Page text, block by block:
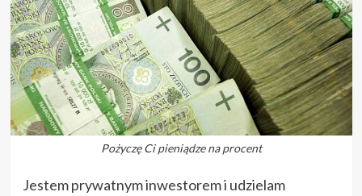
Pożyczę Ci pieniądze na procent
Jestem prywatnym inwestorem i udzielam